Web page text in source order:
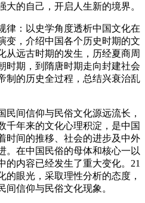
大的自己，开启人生新的境界。
律：以史学角度透析中国文化在
变，介绍中国各个历史时期的文
从远古时期的发生，历经夏商周
时期，到隋唐时期走向封建社会
制的历史全过程，总结兴衰治乱
民间信仰与民俗文化源远流长，
千年来的文化心理积淀，是中国
时间的推移、社会的进步及中外
。在中国民俗的母体和核心一以
的内容已经发生了重大变化。21
的眼光，采取理性分析的态度，
信仰与民俗文化现象。